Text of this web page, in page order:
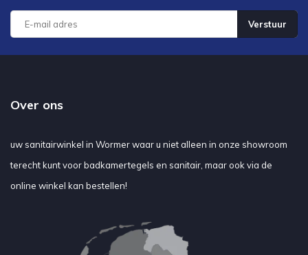
Verstuur
Over ons
uw sanitairwinkel in Wormer waar u niet alleen in onze showroom
terecht kunt voor badkamertegels en sanitair, maar ook via de
online winkel kan bestellen!